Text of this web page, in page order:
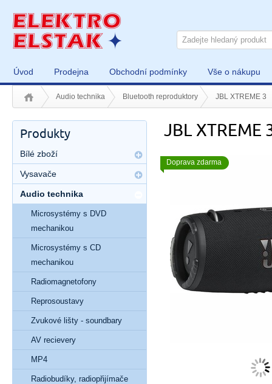
Úvod Prodejna Obchodní podmínky Vše o nákupu
Audio technika Bluetooth reproduktory JBL XTREME 3
JBL XTREME
Doprava zdarma
Produkty
Bílé zboží
Vysavače
Audio technika
Microsystémy s DVD
mechanikou
Microsystémy s CD
mechanikou
Radiomagnetofony
Reprosoustavy
Zvukové lišty - soundbary
AV recievery
MP4
Radiobudíky, radiopřijímače